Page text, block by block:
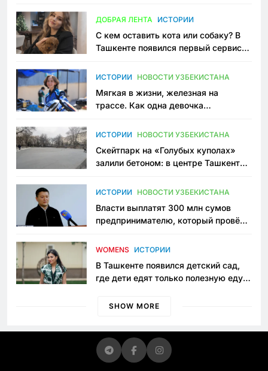
ДОБРАЯ ЛЕНТА ИСТОРИИ
С кем оставить кота или собаку? В
Ташкенте появился первый сервис
ИСТОРИИ НОВОСТИ УЗБЕКИСТАНА
Мягкая в жизни, железная на
трассе. Как одна девочка
Узбекистане
ИСТОРИИ НОВОСТИ УЗБЕКИСТАНА
Скейтпарк на «Голубых куполах»
залили бетоном: в центре Ташкента
пространство
ИСТОРИИ НОВОСТИ УЗБЕКИСТАНА
Власти выплатят 300 млн сумов
предпринимателю, который провёл
приговору
WOMENS ИСТОРИИ
В Ташкенте появился детский сад,
где дети едят только полезную еду.
просить «кашу без сахара»
SHOW MORE